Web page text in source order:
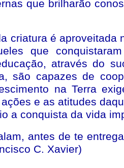
que brilharão
criatura é aproveitada
que
através do
são capazes de
na Terra
e as atitudes
a conquista da vida
antes de te
C. Xavier)